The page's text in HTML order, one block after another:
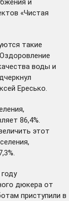
«Чистая
такие
воды и
Ересько.
86,4%.
этот
дюкера от
приступили в